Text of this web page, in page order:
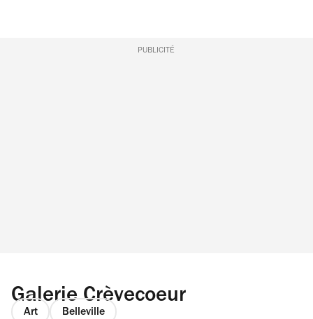
PUBLICITÉ
Galerie Crèvecoeur
Art Belleville